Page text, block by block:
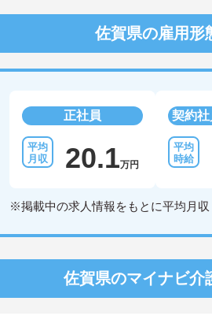
佐賀県の雇用形
正社員
20.1万円
契約
※掲載中の求人情報をもとに平均月収
佐賀県のマイナビ介